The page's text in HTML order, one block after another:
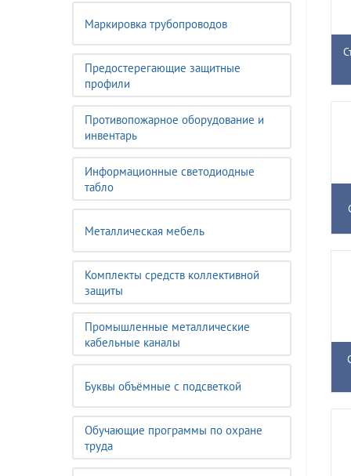
Маркировка трубопроводов
Предостерегающие защитные
профили
Противопожарное оборудование и
инвентарь
Информационные светодиодные
табло
Металлическая мебель
Комплекты средств коллективной
защиты
Промышленные металлические
кабельные каналы
Буквы объёмные с подсветкой
Обучающие программы по охране
труда